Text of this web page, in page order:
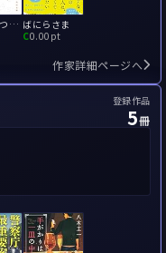
残されたつぶやき ばにらさま
C0.00pt
作家詳細ページへ
登録作品
5冊